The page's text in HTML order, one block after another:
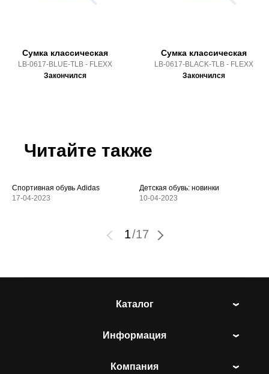
Сумка классическая
LB-0617-BLUE-TLB - FLEXX
Закончился
Сумка классическая
LB-0617-BLACK-TLB - FLEXX
Закончился
Читайте также
Спортивная обувь Adidas
17-04-2023
Детская обувь: новинки
10-04-2023
1/17
Каталог
Информация
Компания